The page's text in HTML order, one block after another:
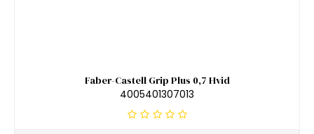
Faber-Castell Grip Plus 0,7 Hvid
4005401307013